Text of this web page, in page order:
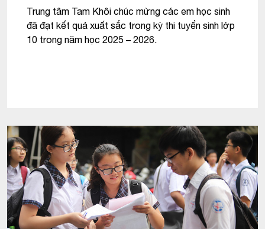
Trung tâm Tam Khôi chúc mừng các em học sinh
đã đạt kết quả xuất sắc trong kỳ thi tuyển sinh lớp
10 trong năm học 2025 – 2026.